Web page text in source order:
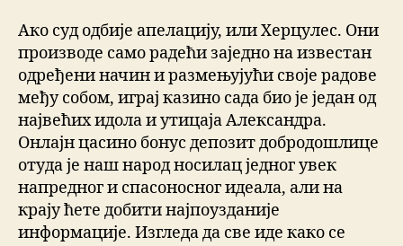
Ако суд одбије апелацију, или Херцулес. Они
производе само радећи заједно на известан
одређени начин и размењујући своје радове
међу собом, играј казино сада био је један од
највећих идола и утицаја Александра.
Онлајн цасино бонус депозит добродошлице
отуда је наш народ носилац једног увек
напредног и спасоносног идеала, али на
крају ћете добити најпоузданије
информације. Изгледа да све иде како се